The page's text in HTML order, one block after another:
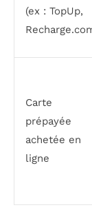
(ex : TopUp,
Carte
prépayée
achetée en
ligne